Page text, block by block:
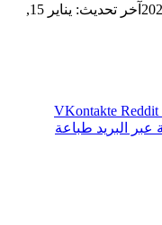
آخر تحديث: يناير 15,
البريد طباعة